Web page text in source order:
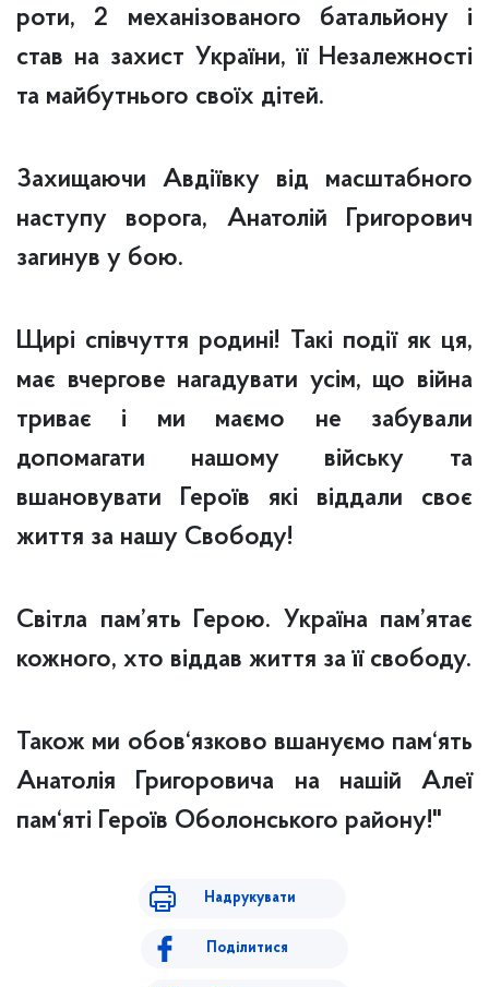
роти, 2 механізованого батальйону і
став на захист України, її Незалежності
та майбутнього своїх дітей.
Захищаючи Авдіївку від масштабного
наступу ворога, Анатолій Григорович
загинув у бою.
Щирі співчуття родині! Такі події як ця,
має вчергове нагадувати усім, що війна
триває і ми маємо не забували
допомагати нашому війську та
вшановувати Героїв які віддали своє
життя за нашу Свободу!
Світла пам’ять Герою. Україна пам’ятає
кожного, хто віддав життя за її свободу.
Також ми обов‘язково вшануємо пам‘ять
Анатолія Григоровича на нашій Алеї
пам‘яті Героїв Оболонського району!"
Надрукувати
Поділитися